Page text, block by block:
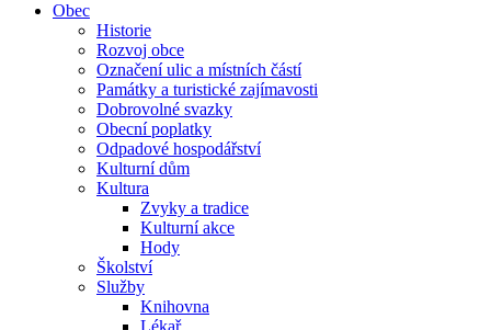
Obec
Historie
Rozvoj obce
Označení ulic a místních částí
Památky a turistické zajímavosti
Dobrovolné svazky
Obecní poplatky
Odpadové hospodářství
Kulturní dům
Kultura
Zvyky a tradice
Kulturní akce
Hody
Školství
Služby
Knihovna
Lékař